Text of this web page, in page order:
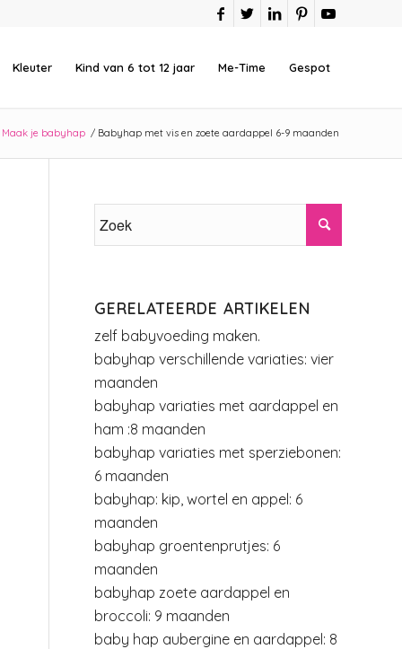
Kleuter Kind van 6 tot 12 jaar Me-Time Gespot
Maak je babyhap / Babyhap met vis en zoete aardappel 6-9 maanden
GERELATEERDE ARTIKELEN
zelf babyvoeding maken.
babyhap verschillende variaties: vier
maanden
babyhap variaties met aardappel en
ham :8 maanden
babyhap variaties met sperziebonen:
6 maanden
babyhap: kip, wortel en appel: 6
maanden
babyhap groentenprutjes: 6
maanden
babyhap zoete aardappel en
broccoli: 9 maanden
baby hap aubergine en aardappel: 8